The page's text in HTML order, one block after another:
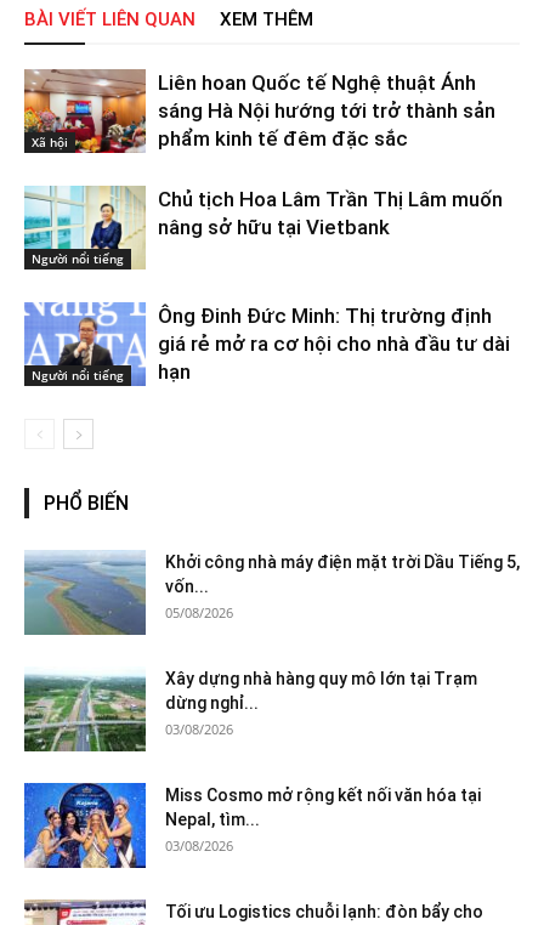
BÀI VIẾT LIÊN QUAN XEM THÊM
Xã hội
Liên hoan Quốc tế Nghệ thuật Ánh
sáng Hà Nội hướng tới trở thành sản
phẩm kinh tế đêm đặc sắc
Người nổi tiếng
Chủ tịch Hoa Lâm Trần Thị Lâm muốn
nâng sở hữu tại Vietbank
Người nổi tiếng
Ông Đinh Đức Minh: Thị trường định
giá rẻ mở ra cơ hội cho nhà đầu tư dài
hạn
PHỔ BIẾN
Khởi công nhà máy điện mặt trời Dầu Tiếng 5,
vốn...
05/08/2026
Xây dựng nhà hàng quy mô lớn tại Trạm
dừng nghỉ...
03/08/2026
Miss Cosmo mở rộng kết nối văn hóa tại
Nepal, tìm...
03/08/2026
Tối ưu Logistics chuỗi lạnh: đòn bẩy cho